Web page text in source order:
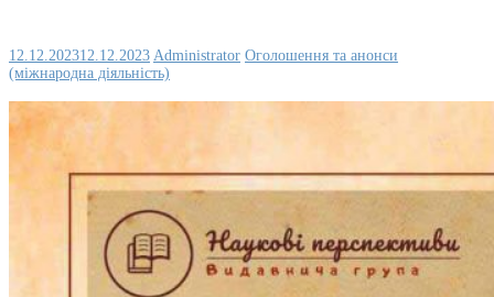
12.12.202312.12.2023 Administrator Оголошення та анонси
(міжнародна діяльність)